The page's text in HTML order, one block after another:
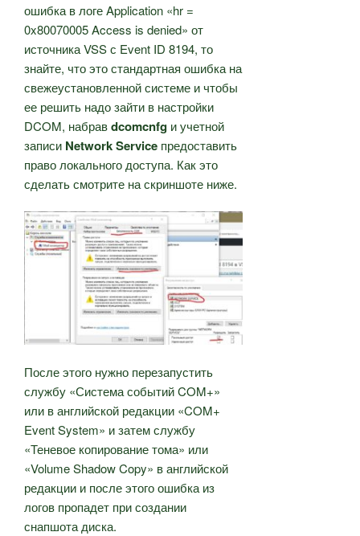
ошибка в логе Application «hr =
0x80070005 Access is denied» от
источника VSS с Event ID 8194, то
знайте, что это стандартная ошибка на
свежеустановленной системе и чтобы
ее решить надо зайти в настройки
DCOM, набравdcomcnfg и учетной
записи Network Service предоставить
право локального доступа. Как это
сделать смотрите на скриншоте ниже.
После этого нужно перезапустить
службу «Система событий COM+»
или в английской редакции «COM+
Event System» и затем службу
«Теневое копирование тома» или
«Volume Shadow Copy» в английской
редакции и после этого ошибка из
логов пропадет при создании
снапшота диска.